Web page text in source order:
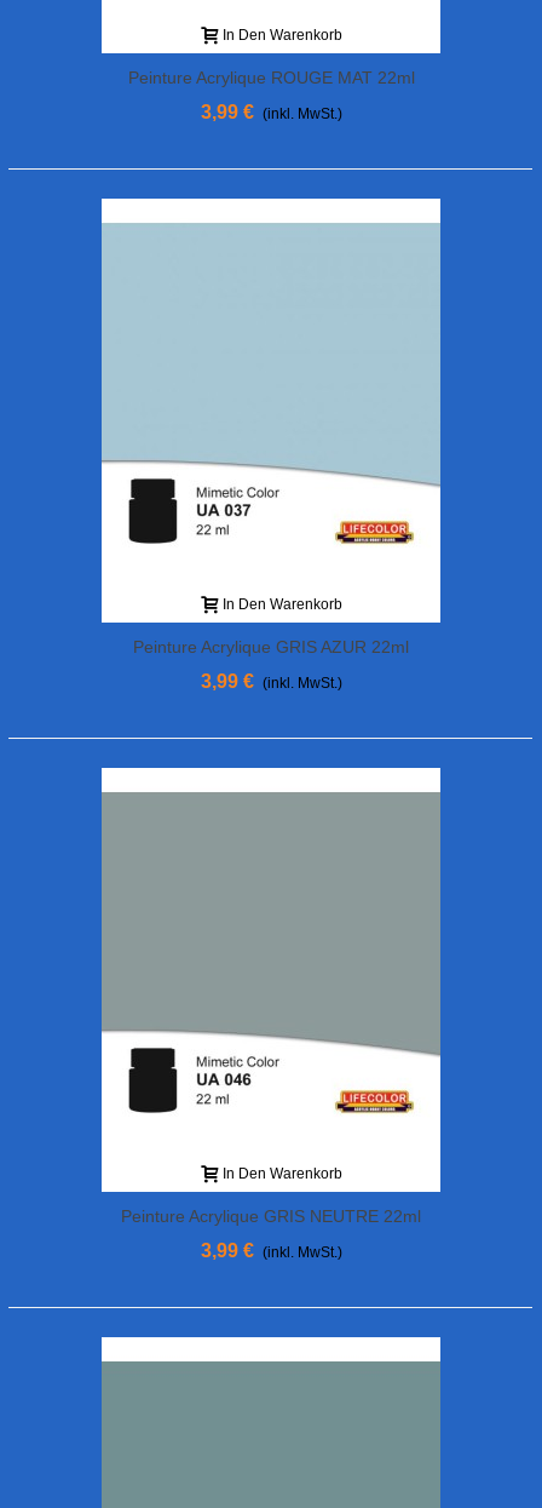
In Den Warenkorb
Peinture Acrylique ROUGE MAT 22ml
3,99 € (inkl. MwSt.)
In Den Warenkorb
Peinture Acrylique GRIS AZUR 22ml
3,99 € (inkl. MwSt.)
In Den Warenkorb
Peinture Acrylique GRIS NEUTRE 22ml
3,99 € (inkl. MwSt.)